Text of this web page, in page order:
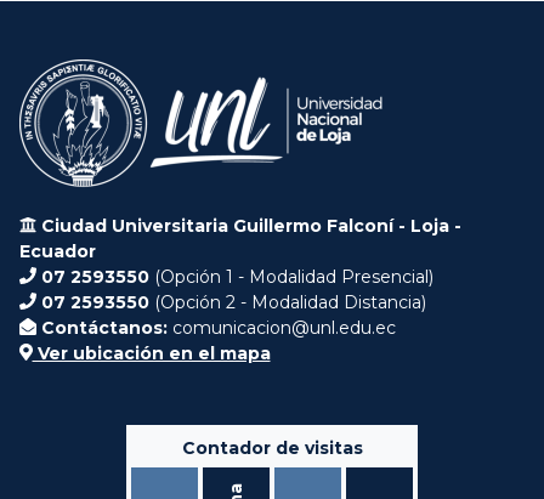
Ciudad Universitaria Guillermo Falconí - Loja -
Ecuador
07 2593550 (Opción 1 - Modalidad Presencial)
07 2593550 (Opción 2 - Modalidad Distancia)
Contáctanos: comunicacion@unl.edu.ec
Ver ubicación en el mapa
Contador de visitas